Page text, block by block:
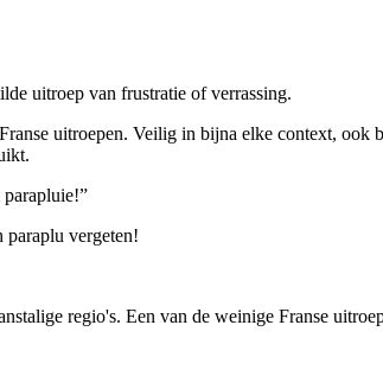
uitroep van frustratie of verrassing.
uitroepen. Veilig in bijna elke context,
”
vergeten!
regio's. Een van de weinige Franse